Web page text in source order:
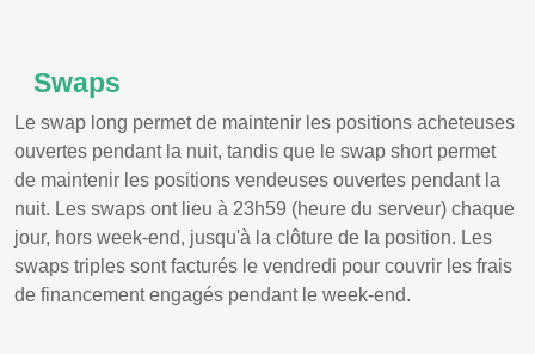
Swaps
Le swap long permet de maintenir les positions acheteuses
ouvertes pendant la nuit, tandis que le swap short permet
de maintenir les positions vendeuses ouvertes pendant la
nuit. Les swaps ont lieu à 23h59 (heure du serveur) chaque
jour, hors week-end, jusqu'à la clôture de la position. Les
swaps triples sont facturés le vendredi pour couvrir les frais
de financement engagés pendant le week-end.